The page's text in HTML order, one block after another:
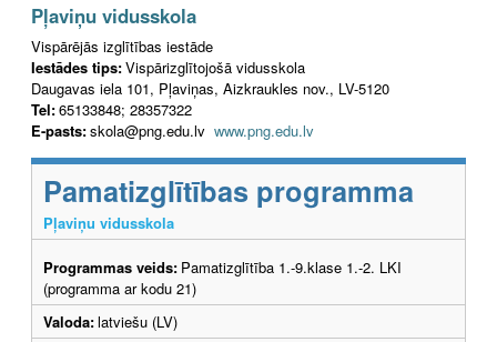
Pļaviņu vidusskola
Vispārējās izglītības iestāde
Iestādes tips:Vispārizglītojošā vidusskola
Daugavas iela 101, Pļaviņas, Aizkraukles nov., LV-5120
Tel:65133848; 28357322
E-pasts:skola@png.edu.lv www.png.edu.lv
Pamatizglītības programma
Pļaviņu vidusskola
Programmas veids: Pamatizglītība 1.-9.klase 1.-2. LKI
(programma ar kodu 21)
Valoda:latviešu (LV)